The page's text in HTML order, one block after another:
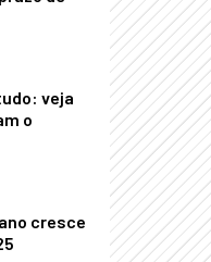
veja
o
cresce